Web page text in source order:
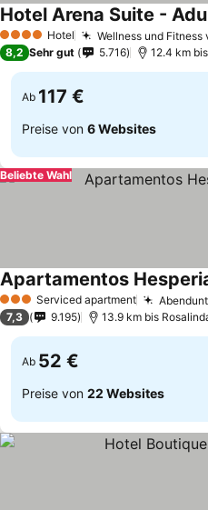
4 Sterne Hotel Wellness und Fitness
Hotel Arena Suite -
8,2 Sehr gut 5.716 12.4 km
Ab 117 €
Preise von 6 Websites
Beliebte Wahl
3 SterneServiced apartment
Apartamentos
7,3 9.195 13.9 km bis
Ab 52 €
Preise von 22 Websites